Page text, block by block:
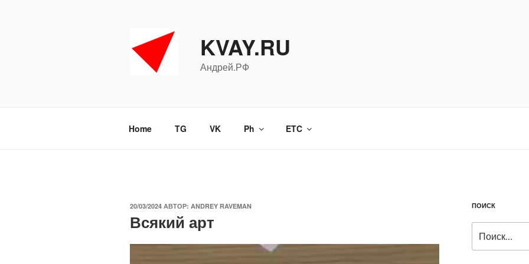
KVAY.RU
Андрей.РФ
Home TG VK Ph ETC
ОПУБЛИКОВАНО
20/03/2024 АВТОР: ANDREY RAVEMAN
Всякий арт
ПОИСК